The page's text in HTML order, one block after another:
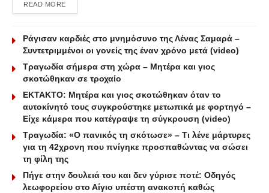
READ MOREDETAILS
Ράγισαν καρδιές στο μνημόσυνο της Λένας Σαμαρά –
Συντετριμμένοι οι γονείς της έναν χρόνο μετά (video)
Τραγωδία σήμερα στη χώρα – Μητέρα και γιος
σκοτώθηκαν σε τροχαίο
ΕΚΤΑΚΤΟ: Μητέρα και γιος σκοτώθηκαν όταν το
αυτοκίνητό τους συγκρούστηκε μετωπικά με φορτηγό –
Είχε κάμερα που κατέγραψε τη σύγκρουση (video)
Τραγωδία: «Ο πανικός τη σκότωσε» – Τι λένε μάρτυρες
για τη 42χρονη που πνίγηκε προσπαθώντας να σώσει
τη φίλη της
Πήγε στην δουλειά του και δεν γύρισε ποτέ: Οδηγός
λεωφορείου στο Αίγιο υπέστη ανακοπή καθώς